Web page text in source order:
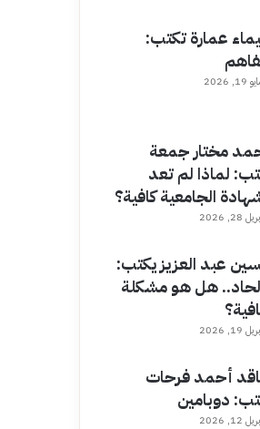
عمارة تكتب:
2026
مختار جمعة
لماذا لم تعد
الجامعية كافية؟
28, 2026
عبد العزيز يكتب:
هل هو مشكلة
19, 2026
أحمد فرحات
دوبامين
12, 2026